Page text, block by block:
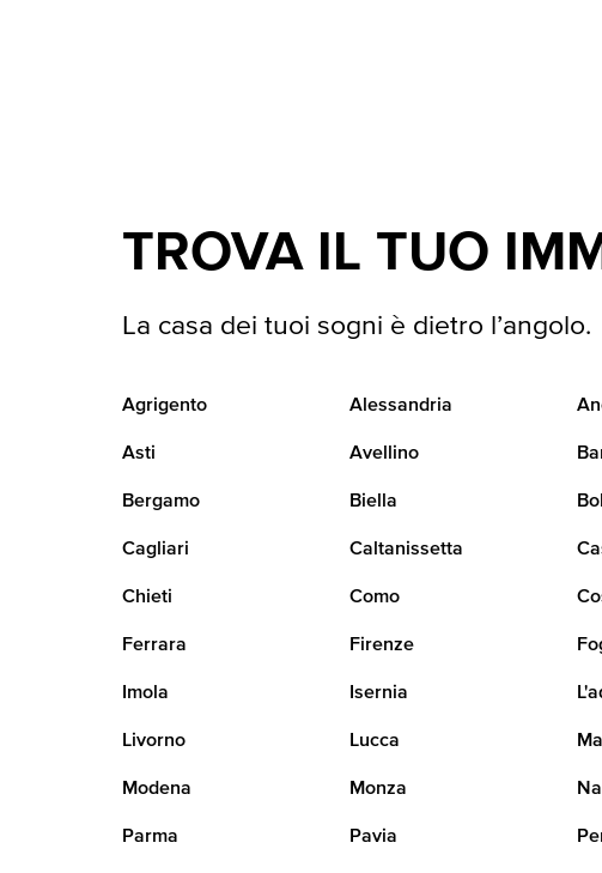
TROVA IL TUO
La casa dei tuoi sogni è dietro l’angolo.
Agrigento Alessandria
Asti Avellino
Bergamo Biella
Cagliari Caltanissetta
Chieti Como
Ferrara Firenze
Imola Isernia
Livorno Lucca
Modena Monza
Parma Pavia